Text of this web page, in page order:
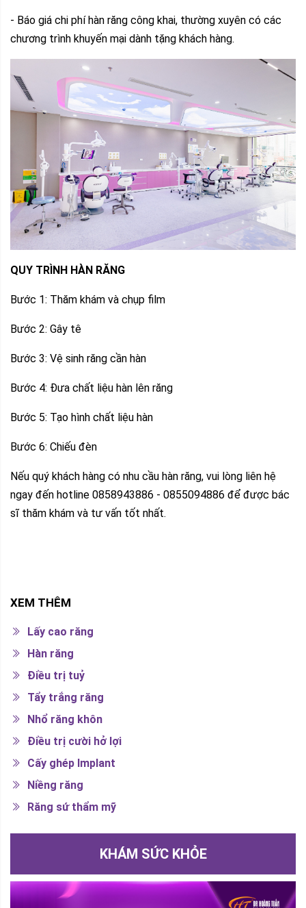
- Báo giá chi phí hàn răng công khai, thường xuyên có các
chương trình khuyến mại dành tặng khách hàng.
QUY TRÌNH HÀN RĂNG
Bước 1: Thăm khám và chụp film
Bước 2: Gây tê
Bước 3: Vệ sinh răng cần hàn
Bước 4: Đưa chất liệu hàn lên răng
Bước 5: Tạo hình chất liệu hàn
Bước 6: Chiếu đèn
Nếu quý khách hàng có nhu cầu hàn răng, vui lòng liên hệ
ngay đến hotline 0858943886 - 0855094886 để được bác
sĩ thăm khám và tư vấn tốt nhất.
XEM THÊM
Lấy cao răng
Hàn răng
Điều trị tuỷ
Tẩy trắng răng
Nhổ răng khôn
Điều trị cười hở lợi
Cấy ghép Implant
Niềng răng
Răng sứ thẩm mỹ
KHÁM SỨC KHỎE